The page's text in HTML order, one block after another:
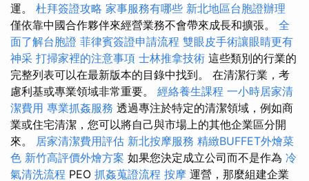
運。 杜拜簽證攻略 家事服務有哪些 新北地區台胞證辦理
僅依靠中國合作夥伴來經營業務不會帶來成長和擴張。 全
面了解台胞證 菲律賓簽證申請流程 雙眼皮手術讓眼睛更有
神采 打掃家裡的注意事項 士林推拿技術 這些類別的行業的
完整列表可以在最新版本的目錄中找到。 在清潔行業，考
慮利基或專業領域非常重要。 經絡養生課程 一小時居家清
潔費用 專業抓姦服務 透過專注於特定的清潔領域，例如商
業或住宅清潔，您可以將自己與市場上的其他企業區分開
來。 居家清潔費用評估 新北按摩服務 精緻BUFFET外燴菜
色 新竹高評價外燴方案 如果您決定成立公司而不是作為 冷
氣清洗流程 PEO 抓姦蒐證流程 按摩 運營，那麼組建企業